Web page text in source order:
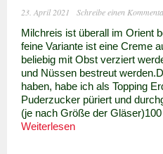
23. April 2021 Schreibe einen
Milchreis ist überall im Orient
feine Variante ist eine Creme
beliebig mit Obst verziert
und Nüssen bestreut
haben, habe ich als Topping
Puderzucker püriert und
(je nach Größe der
WeiterlesenPersischer